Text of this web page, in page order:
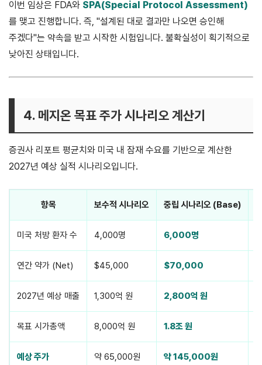
이번 임상은 FDA와 SPA(Special Protocol Assessment)
를 맺고 진행합니다. 즉, "설계된 대로 결과만 나오면 승인해
주겠다"는 약속을 받고 시작한 시험입니다. 불확실성이 획기적으로
낮아진 상태입니다.
4. 메지온 목표 주가 시나리오 계산기
증권사 리포트 평균치와 미국 내 잠재 수요를 기반으로 계산한
2027년 예상 실적 시나리오입니다.
항목 보수적 시나리오 중립 시나리오 (Base)
미국 처방 환자 수 4,000명 6,000명
연간 약가 (Net) $45,000 $70,000
2027년 예상 매출 1,300억 원 2,800억 원
목표 시가총액 8,000억 원 1.8조 원
예상 주가 약 65,000원 약 145,000원